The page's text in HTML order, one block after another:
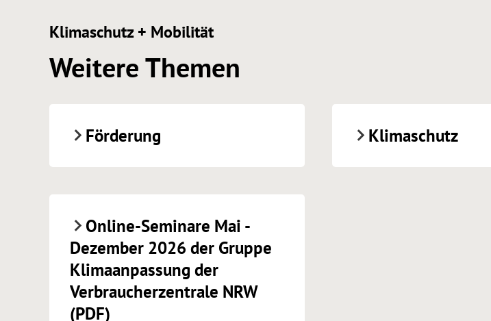
Klimaschutz + Mobilität
Weitere Themen
Förderung Klimaschutz
Online-Seminare Mai -
Dezember 2026 der Gruppe
Klimaanpassung der
Verbraucherzentrale NRW
(PDF)